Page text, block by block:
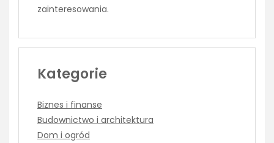
zainteresowania.
Kategorie
Biznes i finanse
Budownictwo i architektura
Dom i ogród